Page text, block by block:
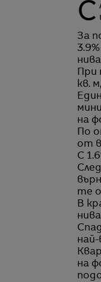
След силното си повишение през септември, наемите на недвижимите имоти (с
За
При
кв.
на
По
от
С
те
В
на